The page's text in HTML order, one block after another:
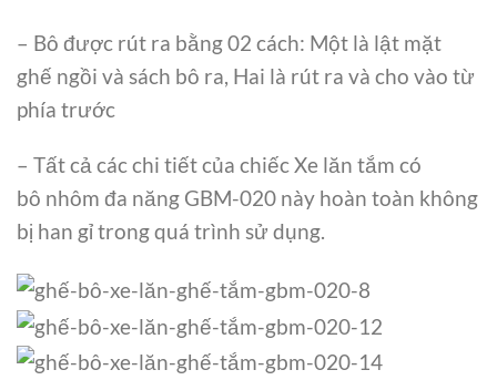
– Bô được rút ra bằng 02 cách: Một là lật mặt
ghế ngồi và sách bô ra, Hai là rút ra và cho vào từ
phía trước
– Tất cả các chi tiết của chiếc Xe lăn tắm có
bô nhôm đa năng GBM-020 này hoàn toàn không
bị han gỉ trong quá trình sử dụng.